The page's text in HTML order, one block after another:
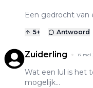
Een gedrocht van
5+ Antwoord
Zuiderling 17 mei
Wat een lul is het
mogelijk...